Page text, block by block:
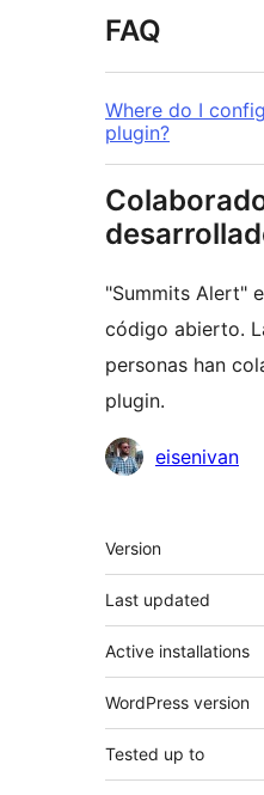
FAQ
Where do I
plugin?
"Summits Alert"
código abierto.
personas han
plugin.
Colaboradores
eisenivan
Meta
Version
Last updated
Active installations
WordPress version
Tested up to